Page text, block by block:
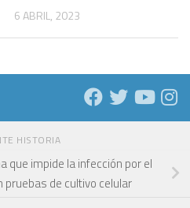
6 ABRIL, 2023
HISTORIA
que impide la infección por el
pruebas de cultivo celular